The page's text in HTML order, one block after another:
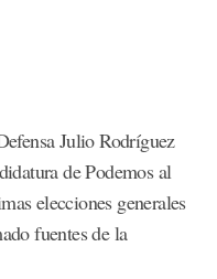
Julio Rodríguez
de Podemos al
elecciones generales
fuentes de la